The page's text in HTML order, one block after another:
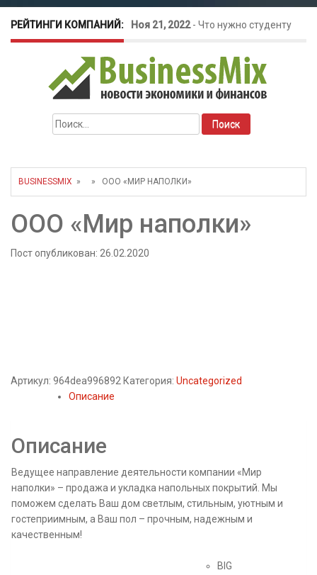
РЕЙТИНГИ КОМПАНИЙ: Ноя 21, 2022- Что нужно студенту
для открытия бизнеса?
Окт 26, 2022-Телефония для
amoCRM: лучшие инструменты для
бизнеса
Найти:
BUSINESSMIX » » ООО «МИР НАПОЛКИ»
ООО «Мир наполки»
Пост опубликован: 26.02.2020
Артикул: 964dea996892 Категория: Uncategorized
Описание
Описание
Ведущее направление деятельности компании «Мир
наполки» – продажа и укладка напольных покрытий. Мы
поможем сделать Ваш дом светлым, стильным, уютным и
гостеприимным, а Ваш пол – прочным, надежным и
качественным!
BIG